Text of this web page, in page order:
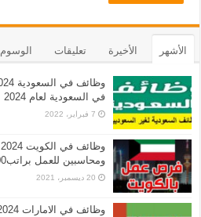
الأشهر الأخيرة تعليقات الوسوم
في السعودية لعام 2024
7 فبراير، 2022
ومحاسبين للعمل براتب600 دينار
20 ديسمبر، 2021